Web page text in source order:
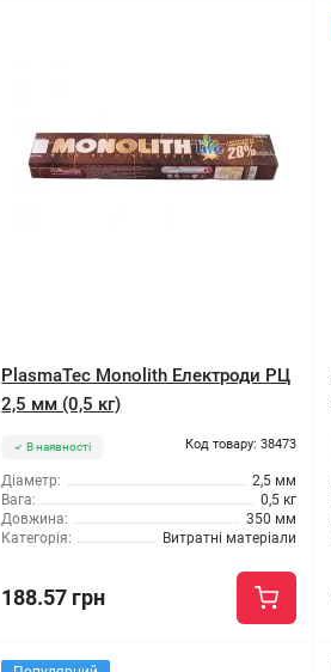
PlasmaTec Monolith Електроди РЦ
2,5 мм (0,5 кг)
В наявності Код товару: 38473
Діаметр:
2,5 мм
Вага:
0,5 кг
Довжина:
350 мм
Категорія:
Витратні матеріали
188.57 грн